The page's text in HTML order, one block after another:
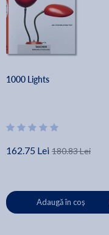
1000 Lights
162.75 Lei 180.83 Lei
Adaugă în coș